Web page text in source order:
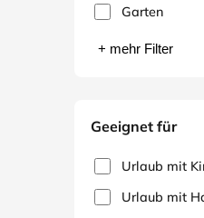
Garten
+ mehr Filter
Geeignet für
Urlaub mit
Urlaub mit